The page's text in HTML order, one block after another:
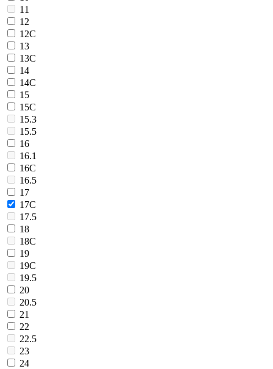
11
12
12C
13
13C
14
14C
15
15C
15.3
15.5
16
16.1
16C
16.5
17
17C
17.5
18
18C
19
19C
19.5
20
20.5
21
22
22.5
23
24